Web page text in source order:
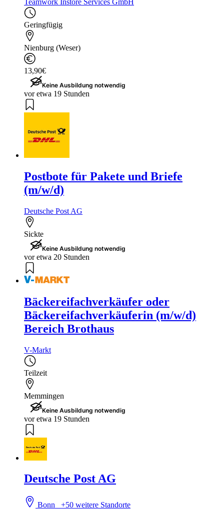
Teamwork Instore Services GmbH
Geringfügig
Nienburg (Weser)
13,90€
Keine Ausbildung notwendig
vor etwa 19 Stunden
Postbote für Pakete und Briefe
(m/w/d)
Deutsche Post AG
Sickte
Keine Ausbildung notwendig
vor etwa 20 Stunden
Bäckereifachverkäufer oder
Bäckereifachverkäuferin (m/w/d)
Bereich Brothaus
V-Markt
Teilzeit
Memmingen
Keine Ausbildung notwendig
vor etwa 19 Stunden
Deutsche Post AG
Bonn+50 weitere Standorte